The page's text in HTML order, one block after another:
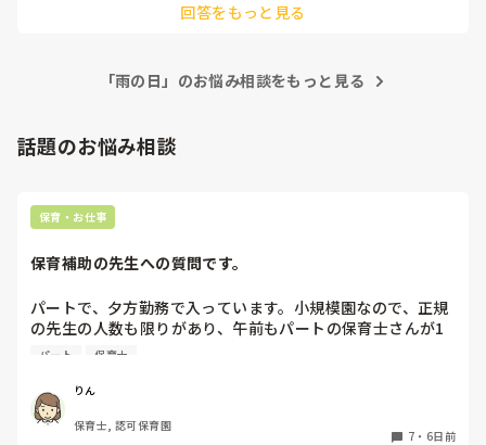
これは月齢関係なく、みんな楽しんでいました。
回答をもっと見る
「雨の日」のお悩み相談をもっと見る
話題のお悩み相談
保育・お仕事
保育補助の先生への質問です。
パートで、夕方勤務で入っています。小規模園なので、正規
の先生の人数も限りがあり、午前もパートの保育士さんが1
人いたのですが、辞められて配置的にはギリギリで回されて
私自身、他にダブルワークもせず、午前、自分の家の用事だ
けで特に忙しくもないので、もともと、100名を超える保育
園でフリーをしていたこともあり、午前保育も業務的には大
パート 保育士
りん
保育士, 認可保育園
7 ・ 6日前